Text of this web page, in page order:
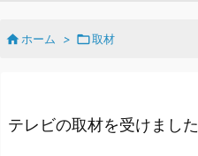
ホーム > 取材
テレビの取材を受けました